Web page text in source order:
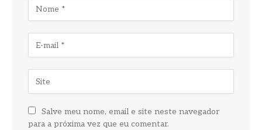
Salve meu nome, email e site neste navegador
para a próxima vez que eu comentar.